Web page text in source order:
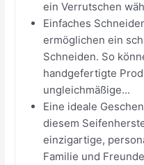
ein Verrutschen
Einfaches
ermöglichen ein
Schneiden. So
handgefertigte
ungleichmäßige...
Eine ideale
diesem
einzigartige,
Familie und